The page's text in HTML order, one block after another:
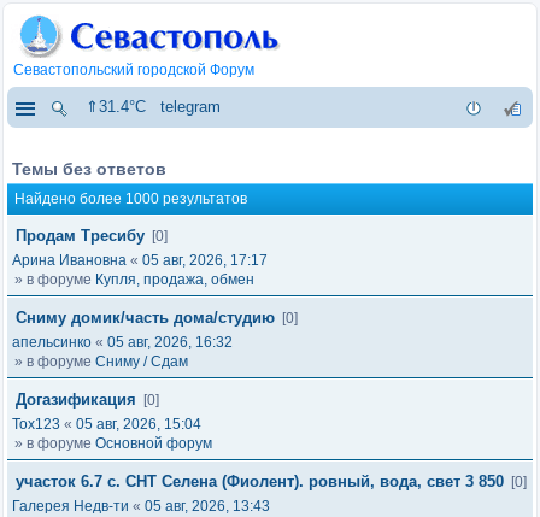
Севастопольский городской Форум
⇑31.4°C telegram
Темы без ответов
Найдено более 1000 результатов
Продам Тресибу [0]
Арина Ивановна « 05 авг, 2026, 17:17
» в форуме Купля, продажа, обмен
Сниму домик/часть дома/студию [0]
апельсинко « 05 авг, 2026, 16:32
» в форуме Сниму / Сдам
Догазификация
[0]
Tox123 « 05 авг, 2026, 15:04
» в форуме Основной форум
участок 6.7 с. СНТ Селена (Фиолент). ровный, вода, свет 3 850 [0]
Галерея Недв-ти « 05 авг, 2026, 13:43